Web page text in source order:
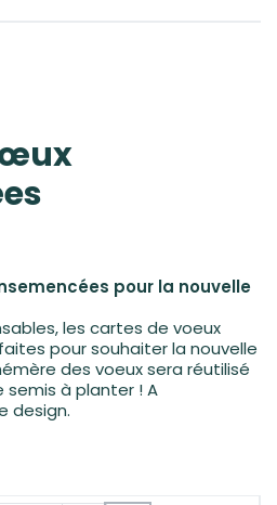
pour la nouvelle
les cartes de voeux
pour souhaiter la nouvelle
des voeux sera réutilisé
semis à planter ! A
design.